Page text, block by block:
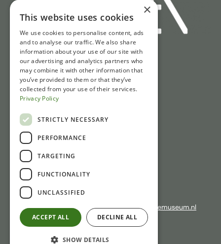
Quick access
Tickets
Opening hours
Directions & parking
News
Contact
6981 CP Doesburg
+31 (0)313 471410
If there is no answer: please email:info@laliquemuseum.nl
×
This website uses cookies
We use cookies to personalise content, ads
and to analyse our traffic. We also share
information about your use of our site with
our advertising and analytics partners who
may combine it with other information that
you’ve provided to them or that they’ve
collected from your use of their services.
Privacy Policy
STRICTLY NECESSARY
PERFORMANCE
TARGETING
FUNCTIONALITY
UNCLASSIFIED
ACCEPT ALL DECLINE ALL
SHOW DETAILS